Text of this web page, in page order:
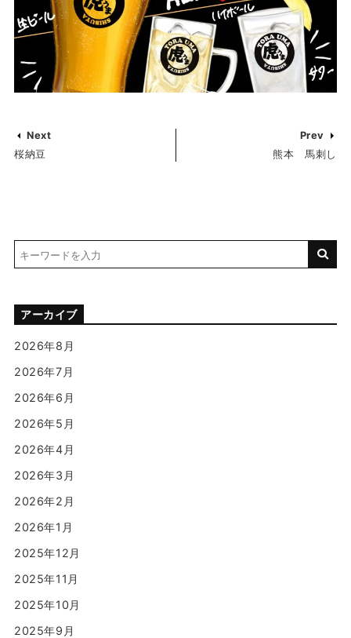
Next
桜納豆
Prev
熊本 馬刺し
アーカイブ
2026年8月
2026年7月
2026年6月
2026年5月
2026年4月
2026年3月
2026年2月
2026年1月
2025年12月
2025年11月
2025年10月
2025年9月